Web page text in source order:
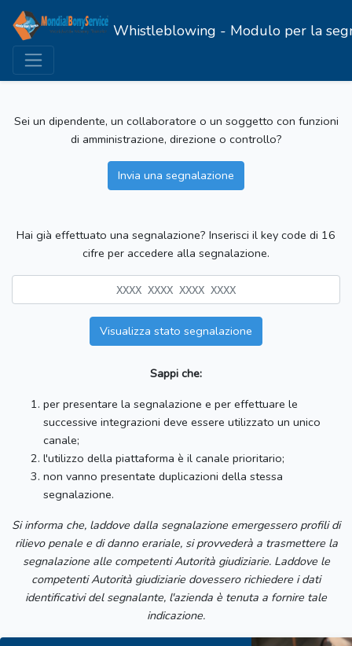
Whistleblowing - Modulo per la
Sei un dipendente, un collaboratore o un soggetto con funzioni
di amministrazione, direzione o controllo?
Invia una segnalazione
Hai già effettuato una segnalazione? Inserisci il key code di 16
cifre per accedere alla segnalazione.
Visualizza stato segnalazione
Sappi che:
per presentare la segnalazione e per effettuare le
successive integrazioni deve essere utilizzato un unico
canale;
l'utilizzo della piattaforma è il canale prioritario;
non vanno presentate duplicazioni della stessa
segnalazione.
Si informa che, laddove dalla segnalazione emergessero profili di
rilievo penale e di danno erariale, si provvederà a trasmettere la
segnalazione alle competenti Autorità giudiziarie. Laddove le
competenti Autorità giudiziarie dovessero richiedere i dati
identificativi del segnalante, l'azienda è tenuta a fornire tale
indicazione.